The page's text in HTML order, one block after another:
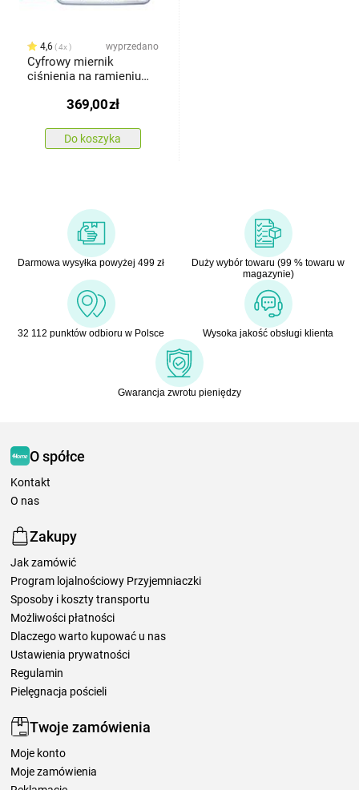
4,6 4x wyprzedano
Cyfrowy miernik
ciśnienia na ramieniu
369,00zł
Do koszyka
Darmowa wysyłka powyżej 499 zł
Duży wybór towaru (99 % towaru w
magazynie)
32 112 punktów odbioru w Polsce Wysoka jakość obsługi klienta
Gwarancja zwrotu pieniędzy
O spółce
Kontakt
O nas
Zakupy
Jak zamówić
Program lojalnościowy Przyjemniaczki
Sposoby i koszty transportu
Możliwości płatności
Dlaczego warto kupować u nas
Ustawienia prywatności
Regulamin
Pielęgnacja pościeli
Twoje zamówienia
Moje konto
Moje zamówienia